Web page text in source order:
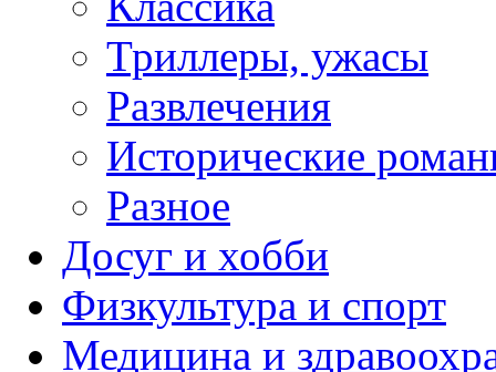
Триллеры, ужасы
Развлечения
Исторические
Разное
Досуг и хобби
Физкультура и спорт
Медицина и